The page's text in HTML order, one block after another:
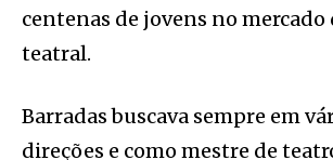
centenas de jovens no mercado
teatral.
Barradas buscava sempre em
direções e como mestre de